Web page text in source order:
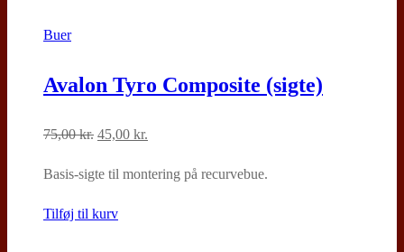
Buer
Avalon Tyro Composite (sigte)
75,00kr. Den
pris
var:
45,00 kr.
pris
Basis-sigte til montering på recurvebue.
Tilføj til kurv